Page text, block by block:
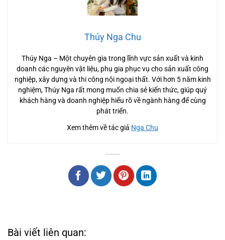
Thúy Nga Chu
Thúy Nga – Một chuyên gia trong lĩnh vực sản xuất và kinh
doanh các nguyên vật liệu, phụ gia phục vụ cho sản xuất công
nghiệp, xây dựng và thi công nội ngoại thất. Với hơn 5 năm kinh
nghiệm, Thúy Nga rất mong muốn chia sẻ kiến thức, giúp quý
khách hàng và doanh nghiệp hiểu rõ về ngành hàng để cùng
phát triển.
Xem thêm về tác giả Nga Chu
Bài viết liên quan: